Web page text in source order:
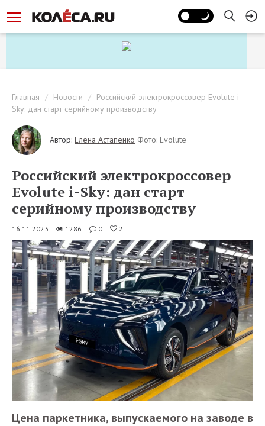
Главная Новости
Российский электрокроссовер Evolute i-
Sky: дан старт серийному производству
Автор: Елена Астапенко Фото: Evolute
Российский электрокроссовер
Evolute i-Sky: дан старт
серийному производству
16.11.2023 1286 0 2
Цена паркетника, выпускаемого на заводе в